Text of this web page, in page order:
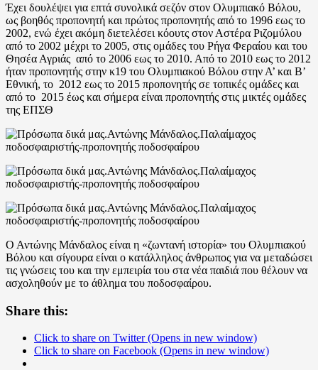
Έχει δουλέψει για επτά συνολικά σεζόν στον Ολυμπιακό Βόλου,
ως βοηθός προπονητή και πρώτος προπονητής από το 1996 εως το
2002, ενώ έχει ακόμη διετελέσει κόουτς στον Αστέρα Ριζομύλου
από το 2002 μέχρι το 2005, στις ομάδες του Ρήγα Φεραίου και του
Θησέα Αγριάς από το 2006 εως το 2010. Από το 2010 εως το 2012
ήταν προπονητής στην κ19 του Ολυμπιακού Βόλου στην Α’ και Β’
Εθνική, το 2012 εως το 2015 προπονητής σε τοπικές ομάδες και
από το 2015 έως και σήμερα είναι προπονητής στις μικτές ομάδες
της ΕΠΣΘ
Ο Αντώνης Μάνδαλος είναι η «ζωντανή ιστορία» του Ολυμπιακού
Βόλου και σίγουρα είναι ο κατάλληλος άνθρωπος για να μεταδώσει
τις γνώσεις του και την εμπειρία του στα νέα παιδιά που θέλουν να
ασχοληθούν με το άθλημα του ποδοσφαίρου.
Share this:
Click to share on Twitter (Opens in new window)
Click to share on Facebook (Opens in new window)